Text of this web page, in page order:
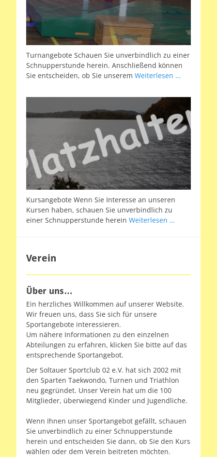
Turnangebote Schauen Sie unverbindlich zu einer
Schnupperstunde herein. Anschließend können
Sie entscheiden, ob Sie unserem Weiterlesen …
Kursangebote Wenn Sie Interesse an unseren
Kursen haben, schauen Sie unverbindlich zu
einer Schnupperstunde herein Weiterlesen …
Verein
Über uns…
Ein herzliches Willkommen auf unserer Website.
Wir freuen uns, dass Sie sich für unsere
Sportangebote interessieren.
Um nähere Informationen zu den einzelnen
Abteilungen zu erfahren, klicken Sie bitte auf das
entsprechende Sportangebot.
Der Soltauer Sportclub 02 e.V. hat sich 2002 mit
den Sparten Taekwondo, Turnen und Triathlon
neu gegründet. Unser Verein hat um die 100
Mitglieder, überwiegend Kinder und Jugendliche.
Wenn Ihnen unser Sportangebot gefällt, schauen
Sie unverbindlich zu einer Schnupperstunde
herein und entscheiden Sie dann, ob Sie den Kurs
wählen oder dem Verein beitreten möchten.